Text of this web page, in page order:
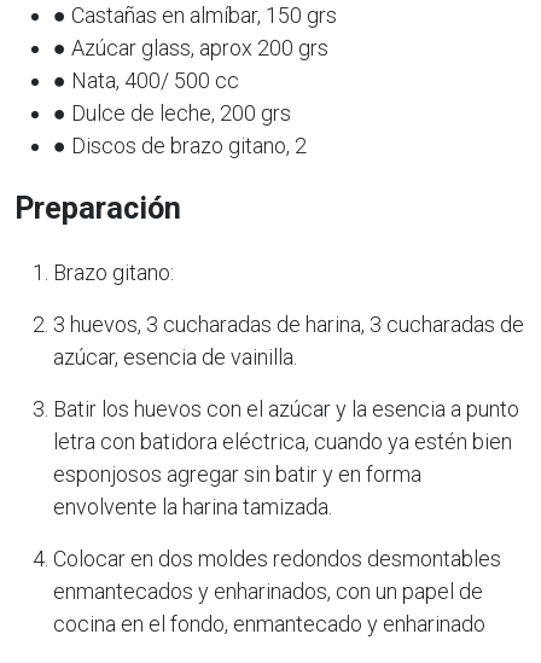
● Castañas en almíbar, 150 grs
● Azúcar glass, aprox 200 grs
● Nata, 400/ 500 cc
● Dulce de leche, 200 grs
● Discos de brazo gitano, 2
Preparación
Brazo gitano:
3 huevos, 3 cucharadas de harina, 3 cucharadas de
azúcar, esencia de vainilla.
Batir los huevos con el azúcar y la esencia a punto
letra con batidora eléctrica, cuando ya estén bien
esponjosos agregar sin batir y en forma
envolvente la harina tamizada.
Colocar en dos moldes redondos desmontables
enmantecados y enharinados, con un papel de
cocina en el fondo, enmantecado y enharinado